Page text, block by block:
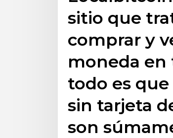
sitio que
comprar y
moneda en
todo es
sin tarjeta
son